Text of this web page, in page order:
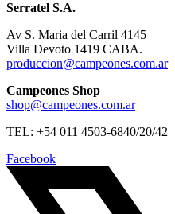
Serratel S.A.
Av S. Maria del Carril 4145
Villa Devoto 1419 CABA.
produccion@campeones.com.ar
Campeones Shop
shop@campeones.com.ar
TEL: +54 011 4503-6840/20/42
Facebook